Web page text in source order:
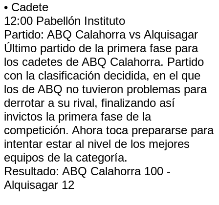
• Cadete
12:00 Pabellón Instituto
Partido: ABQ Calahorra vs Alquisagar
Último partido de la primera fase para
los cadetes de ABQ Calahorra. Partido
con la clasificación decidida, en el que
los de ABQ no tuvieron problemas para
derrotar a su rival, finalizando así
invictos la primera fase de la
competición. Ahora toca prepararse para
intentar estar al nivel de los mejores
equipos de la categoría.
Resultado: ABQ Calahorra 100 -
Alquisagar 12